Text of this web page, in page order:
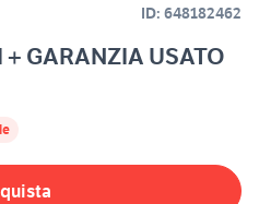
ID: 648182462
GARANZIA USATO